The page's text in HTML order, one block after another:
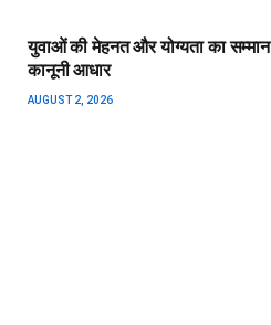
युवाओं की मेहनत और योग्यता का
कानूनी आधार
AUGUST 2, 2026